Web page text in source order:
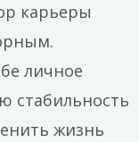
карьеры
личное
стабильность
жизнь